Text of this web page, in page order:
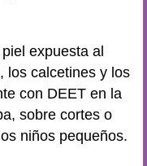
expuesta al
los calcetines y los
con DEET en la
sobre cortes o
niños pequeños.